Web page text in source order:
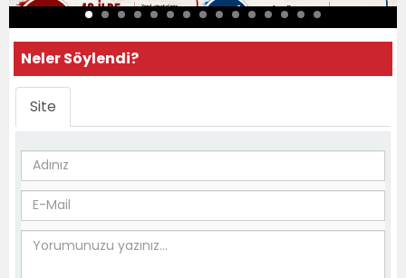
Neler Söylendi?
Site